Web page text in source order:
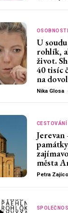
OSOBNOSTI
U
rohlík,
život.
40 tisíc
na
Nika Glosa -
CESTOVÁNÍ
Jerevan
města
Petra